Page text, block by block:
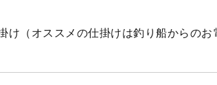
け（オススメの仕掛けは釣り船からのお